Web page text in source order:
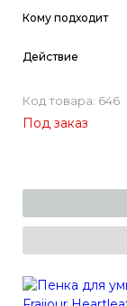
Кому подходит
Действие
Код товара: 646
Под заказ